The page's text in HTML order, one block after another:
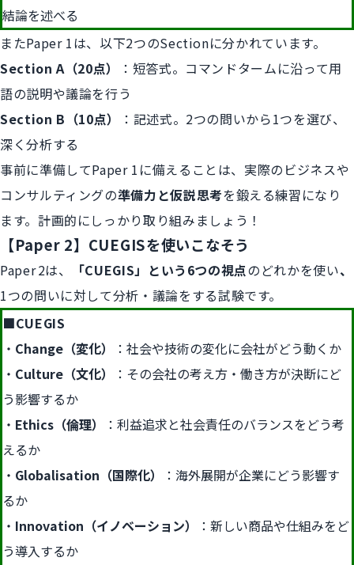
結論を述べる
またPaper 1は、以下2つのSectionに分かれています。
Section A（20点）
：短答式。コマンドタームに沿って用
語の説明や議論を行う
Section B（10点）
：記述式。2つの問いから1つを選び、
深く分析する
事前に準備してPaper 1に備えることは、実際のビジネスや
コンサルティングの準備力と仮説思考を鍛える練習になり
ます。計画的にしっかり取り組みましょう！
【Paper 2】CUEGISを使いこなそう
Paper 2は、 「CUEGIS」という6つの視点のどれかを使い、
1つの問いに対して分析・議論をする試験です。
■CUEGIS
Change（変化）
：社会や技術の変化に会社がどう動くか
Culture（文化）
：その会社の考え方・働き方が決断にど
う影響するか
Ethics（倫理）
：利益追求と社会責任のバランスをどう考
えるか
Globalisation（国際化）
：海外展開が企業にどう影響す
るか
Innovation（イノベーション）
：新しい商品や仕組みをど
う導入するか